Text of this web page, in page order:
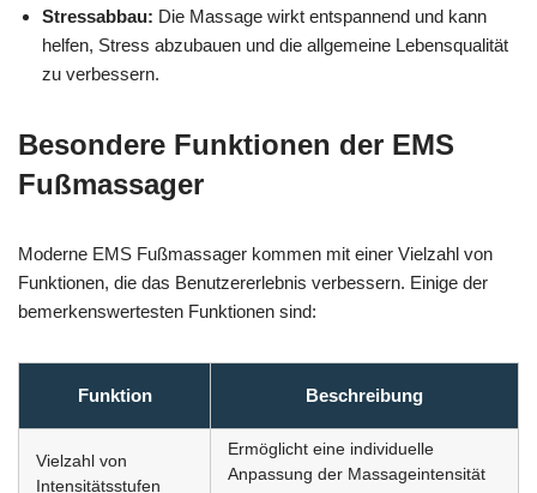
Stressabbau: Die Massage wirkt entspannend und kann
helfen, Stress abzubauen und die allgemeine Lebensqualität
zu verbessern.
Besondere Funktionen der EMS
Fußmassager
Moderne EMS Fußmassager kommen mit einer Vielzahl von
Funktionen, die das Benutzererlebnis verbessern. Einige der
bemerkenswertesten Funktionen sind:
Funktion Beschreibung
Vielzahl von
Intensitätsstufen
Ermöglicht eine individuelle
Anpassung der Massageintensität